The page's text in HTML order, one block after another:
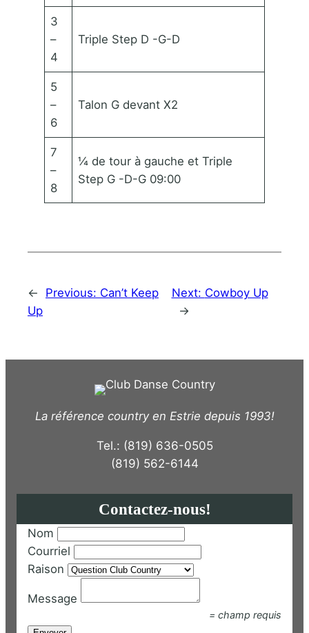
3
–
4
Triple Step D -G-D
5
–
6
Talon G devant X2
7
–
8
¼ de tour à gauche et Triple
Step G -D-G 09:00
← Previous: Can’t Keep
Up
Next: Cowboy Up
→
La référence country en Estrie depuis 1993!
Tel.: (819) 636-0505
(819) 562-6144
Contactez-nous!
Nom
Courriel
Raison
Message
= champ requis